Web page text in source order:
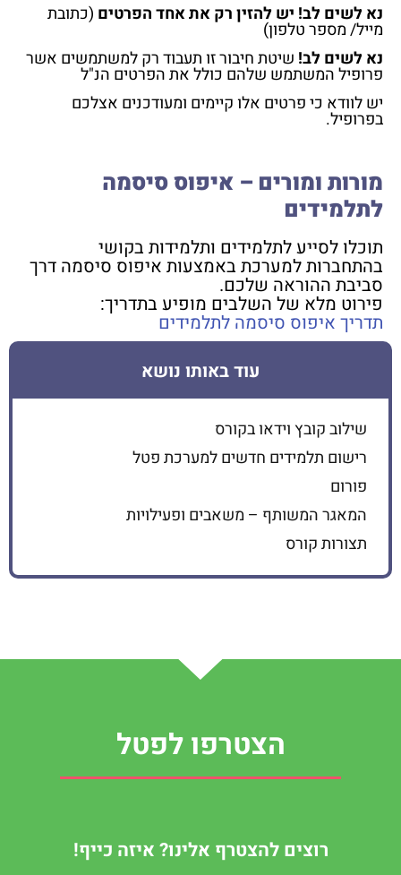
נא לשים לב! יש להזין רק את אחד הפרטים(כתובת
מייל/ מספר טלפון)
נא לשים לב!שיטת חיבור זו תעבוד רק למשתמשים אשר
פרופיל המשתמש שלהם כולל את הפרטים הנ"ל
יש לוודא כי פרטים אלו קיימים ומעודכנים אצלכם
בפרופיל.
מורות ומורים – איפוס סיסמה
לתלמידים
תוכלו לסייע לתלמידים ותלמידות בקושי
בהתחברות למערכת באמצעות איפוס סיסמה דרך
סביבת ההוראה שלכם.
פירוט מלא של השלבים מופיע בתדריך:
תדריך איפוס סיסמה לתלמידים
עוד באותו נושא
שילוב קובץ וידאו בקורס
רישום תלמידים חדשים למערכת פטל
פורום
המאגר המשותף – משאבים ופעילויות
תצורות קורס
הצטרפו לפטל
רוצים להצטרף אלינו? איזה כייף!